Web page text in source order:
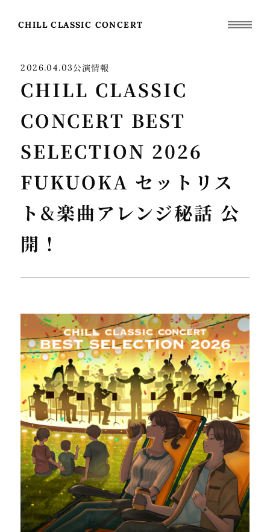
CHILL CLASSIC CONCERT
2026.04.03公演情報
CHILL CLASSIC
CONCERT BEST
SELECTION 2026
FUKUOKA セットリス
ト&楽曲アレンジ秘話 公
開！